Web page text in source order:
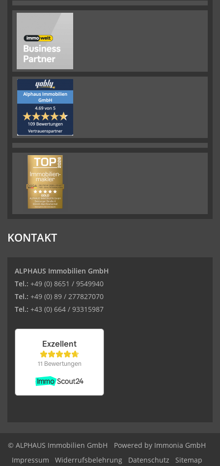
KONTAKT
ALPHAUS Immobilien GmbH
Tel.: +49 (0) 8651 / 9549940
Tel.: +49 (0) 89 / 277827070
Tel.: +43 (0) 664 / 93315987
© ALPHAUS Immobilien GmbH
Powered by Immonia GmbH
Impressum
Widerrufsbelehrung Datenschutz Sitemap